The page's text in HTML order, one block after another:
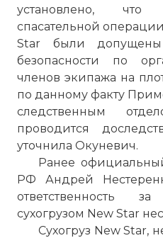
установлено,
спасательной
Star были
безопасности по
членов экипажа на
по данному факту
следственным
проводится
уточнила Окуневич.
Ранее
РФ Андрей
ответственность
сухогрузом New Star
Сухогруз New Star,